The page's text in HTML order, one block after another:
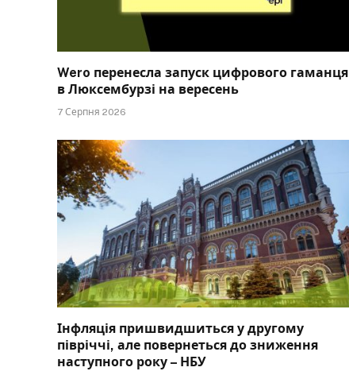
Wero перенесла запуск цифрового гаманця
в Люксембурзі на вересень
7 Серпня 2026
Інфляція пришвидшиться у другому
півріччі, але повернеться до зниження
наступного року – НБУ